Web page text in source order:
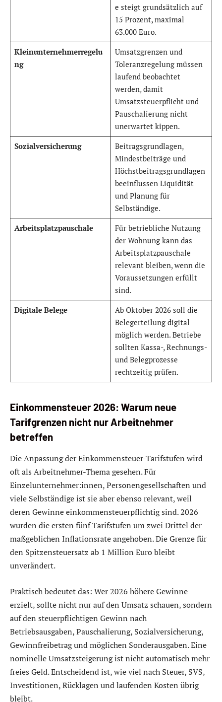
e steigt grundsätzlich auf
15 Prozent, maximal
63.000 Euro.
Kleinunternehmerregelu
ng
Umsatzgrenzen und
Toleranzregelung müssen
laufend beobachtet
werden, damit
Umsatzsteuerpflicht und
Pauschalierung nicht
unerwartet kippen.
Sozialversicherung
Beitragsgrundlagen,
Mindestbeiträge und
Höchstbeitragsgrundlagen
beeinflussen Liquidität
und Planung für
Selbständige.
Arbeitsplatzpauschale
Für betriebliche Nutzung
der Wohnung kann das
Arbeitsplatzpauschale
relevant bleiben, wenn die
Voraussetzungen erfüllt
sind.
Digitale Belege
Ab Oktober 2026 soll die
Belegerteilung digital
möglich werden. Betriebe
sollten Kassa-, Rechnungs-
und Belegprozesse
rechtzeitig prüfen.
Einkommensteuer 2026: Warum neue
Tarifgrenzen nicht nur Arbeitnehmer
betreffen
Die Anpassung der Einkommensteuer-Tarifstufen wird
oft als Arbeitnehmer-Thema gesehen. Für
Einzelunternehmer:innen, Personengesellschaften und
viele Selbständige ist sie aber ebenso relevant, weil
deren Gewinne einkommensteuerpflichtig sind. 2026
wurden die ersten fünf Tarifstufen um zwei Drittel der
maßgeblichen Inflationsrate angehoben. Die Grenze für
den Spitzensteuersatz ab 1 Million Euro bleibt
unverändert.
Praktisch bedeutet das: Wer 2026 höhere Gewinne
erzielt, sollte nicht nur auf den Umsatz schauen, sondern
auf den steuerpflichtigen Gewinn nach
Betriebsausgaben, Pauschalierung, Sozialversicherung,
Gewinnfreibetrag und möglichen Sonderausgaben. Eine
nominelle Umsatzsteigerung ist nicht automatisch mehr
freies Geld. Entscheidend ist, wie viel nach Steuer, SVS,
Investitionen, Rücklagen und laufenden Kosten übrig
bleibt.